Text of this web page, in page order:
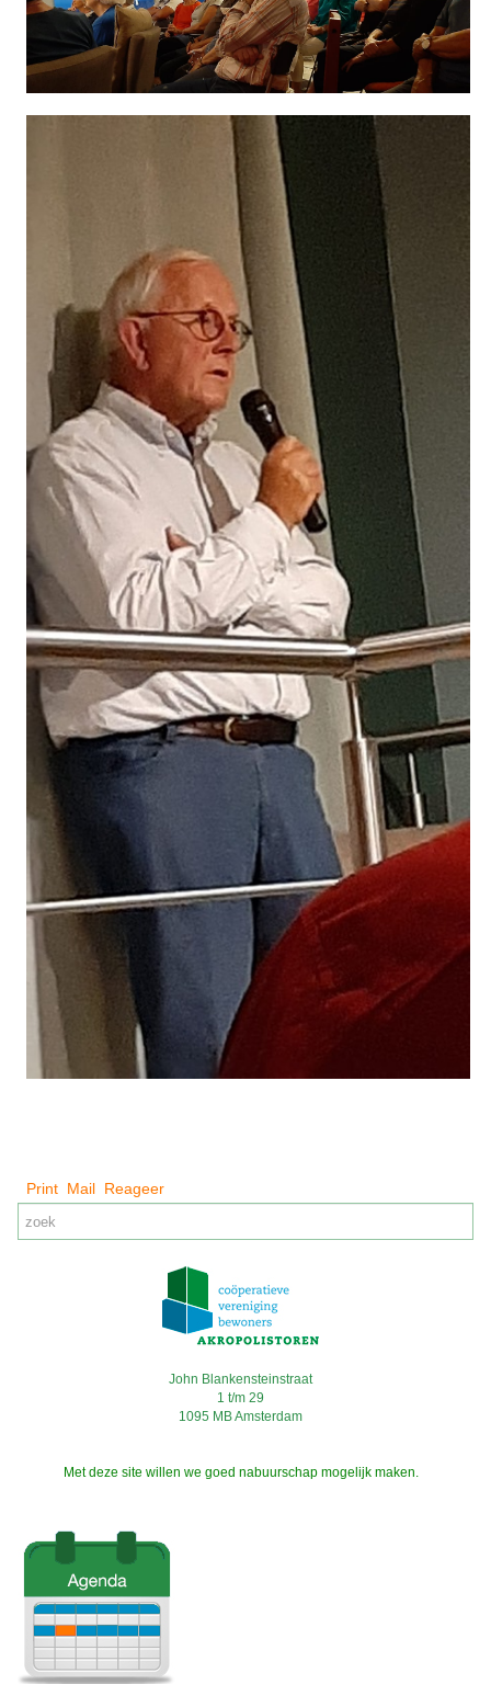
Print Mail Reageer
John Blankensteinstraat
1 t/m 29
1095 MB Amsterdam
Met deze site willen we goed nabuurschap mogelijk maken.